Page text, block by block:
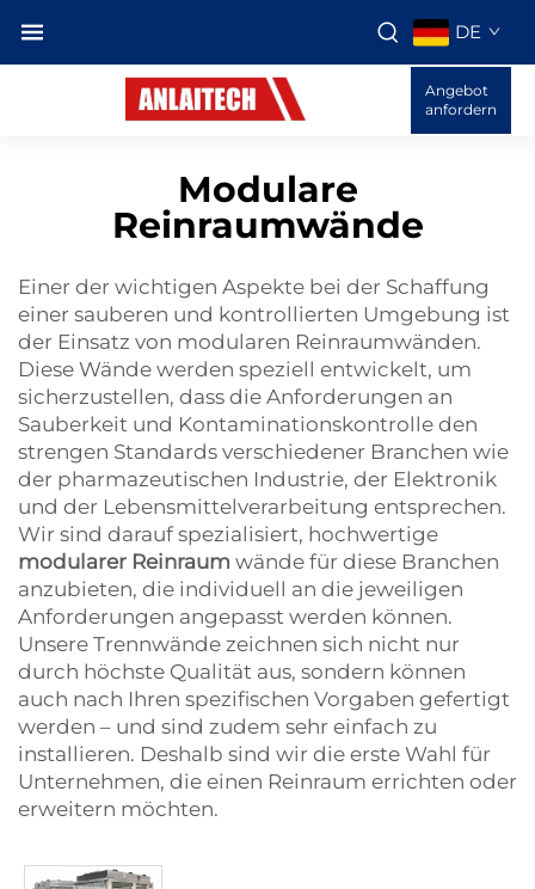
DE
Angebot
anfordern
Modulare
Reinraumwände
Einer der wichtigen Aspekte bei der Schaffung
einer sauberen und kontrollierten Umgebung ist
der Einsatz von modularen Reinraumwänden.
Diese Wände werden speziell entwickelt, um
sicherzustellen, dass die Anforderungen an
Sauberkeit und Kontaminationskontrolle den
strengen Standards verschiedener Branchen wie
der pharmazeutischen Industrie, der Elektronik
und der Lebensmittelverarbeitung entsprechen.
Wir sind darauf spezialisiert, hochwertige
modularer Reinraum wände für diese Branchen
anzubieten, die individuell an die jeweiligen
Anforderungen angepasst werden können.
Unsere Trennwände zeichnen sich nicht nur
durch höchste Qualität aus, sondern können
auch nach Ihren spezifischen Vorgaben gefertigt
werden – und sind zudem sehr einfach zu
installieren. Deshalb sind wir die erste Wahl für
Unternehmen, die einen Reinraum errichten oder
erweitern möchten.